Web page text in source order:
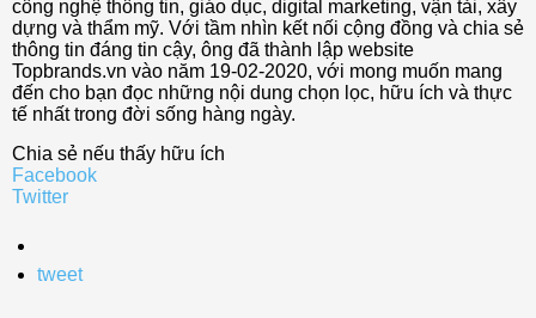
công nghệ thông tin, giáo dục, digital marketing, vận tải, xây
dựng và thẩm mỹ. Với tầm nhìn kết nối cộng đồng và chia sẻ
thông tin đáng tin cậy, ông đã thành lập website
Topbrands.vn vào năm 19-02-2020, với mong muốn mang
đến cho bạn đọc những nội dung chọn lọc, hữu ích và thực
tế nhất trong đời sống hàng ngày.
Chia sẻ nếu thấy hữu ích
Facebook
Twitter
tweet